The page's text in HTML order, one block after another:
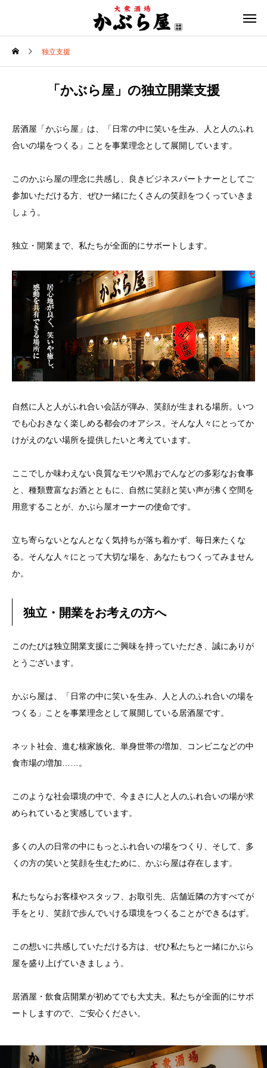
独立支援
「かぶら屋」の独立開業支援
居酒屋「かぶら屋」は、「日常の中に笑いを生み、人と人のふれ
合いの場をつくる」ことを事業理念として展開しています。
このかぶら屋の理念に共感し、良きビジネスパートナーとしてご
参加いただける方、ぜひ一緒にたくさんの笑顔をつくっていきま
しょう。
独立・開業まで、私たちが全面的にサポートします。
自然に人と人がふれ合い会話が弾み、笑顔が生まれる場所。いつ
でも心おきなく楽しめる都会のオアシス。そんな人々にとってか
けがえのない場所を提供したいと考えています。
ここでしか味わえない良質なモツや黒おでんなどの多彩なお食事
と、種類豊富なお酒とともに、自然に笑顔と笑い声が沸く空間を
用意することが、かぶら屋オーナーの使命です。
立ち寄らないとなんとなく気持ちが落ち着かず、毎日来たくな
る。そんな人々にとって大切な場を、あなたもつくってみません
か。
独立・開業をお考えの方へ
このたびは独立開業支援にご興味を持っていただき、誠にありが
とうございます。
かぶら屋は、「日常の中に笑いを生み、人と人のふれ合いの場を
つくる」ことを事業理念として展開している居酒屋です。
ネット社会、進む核家族化、単身世帯の増加、コンビニなどの中
食市場の増加……。
このような社会環境の中で、今まさに人と人のふれ合いの場が求
められていると実感しています。
多くの人の日常の中にもっとふれ合いの場をつくり、そして、多
くの方の笑いと笑顔を生むために、かぶら屋は存在します。
私たちならお客様やスタッフ、お取引先、店舗近隣の方すべてが
手をとり、笑顔で歩んでいける環境をつくることができるはず。
この想いに共感していただける方は、ぜひ私たちと一緒にかぶら
屋を盛り上げていきましょう。
居酒屋・飲食店開業が初めてでも大丈夫。私たちが全面的にサポ
ートしますので、ご安心ください。